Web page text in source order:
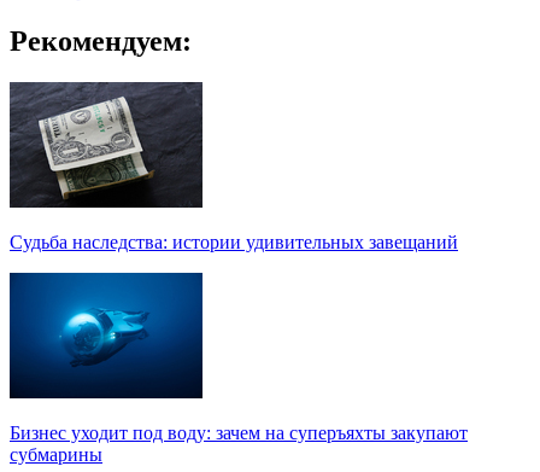
Рекомендуем:
Судьба наследства: истории удивительных завещаний
Бизнес уходит под воду: зачем на суперъяхты закупают
субмарины